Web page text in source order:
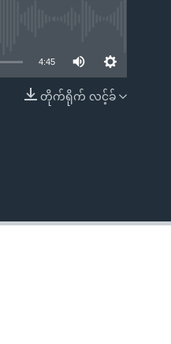
EMBED
4:45
တိုက်ရိုက် လင့်ခ်